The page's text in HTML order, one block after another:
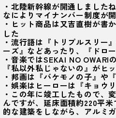
・北陸新幹線が開通しました
なによりマイナンバー制度が
・ヒット商品は又吉直樹が書
した
・流行語は『トリプルスリー
ーズ』などあったり、『ドロ
・音楽ではSEKAI NO
『私以外私じゃないの』がヒ
・邦画は『バケモノの子』や
・娯楽はヒーローは『キョウ
・この年に竣工したもので、
んですが、延床面積約220平
的な建築をしながら、アルミ